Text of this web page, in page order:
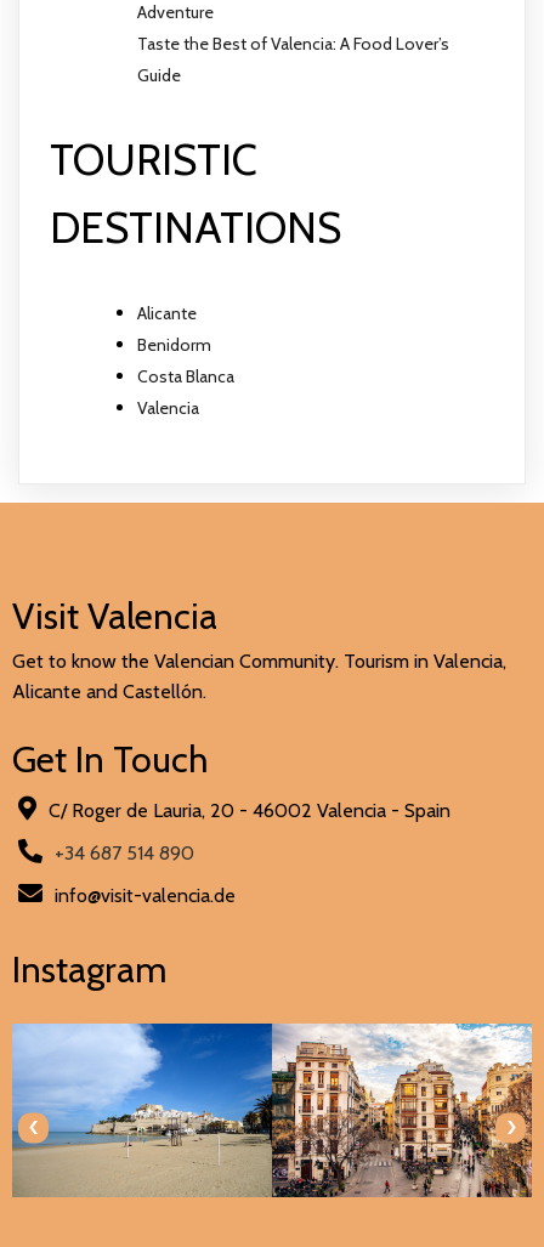
Adventure
Taste the Best of Valencia: A Food Lover’s
Guide
TOURISTIC
DESTINATIONS
Alicante
Benidorm
Costa Blanca
Valencia
Visit Valencia
Get to know the Valencian Community. Tourism in Valencia,
Alicante and Castellón.
Get In Touch
C/ Roger de Lauria, 20 - 46002 Valencia - Spain
+34 687 514 890
info@visit-valencia.de
Instagram
‹ ›